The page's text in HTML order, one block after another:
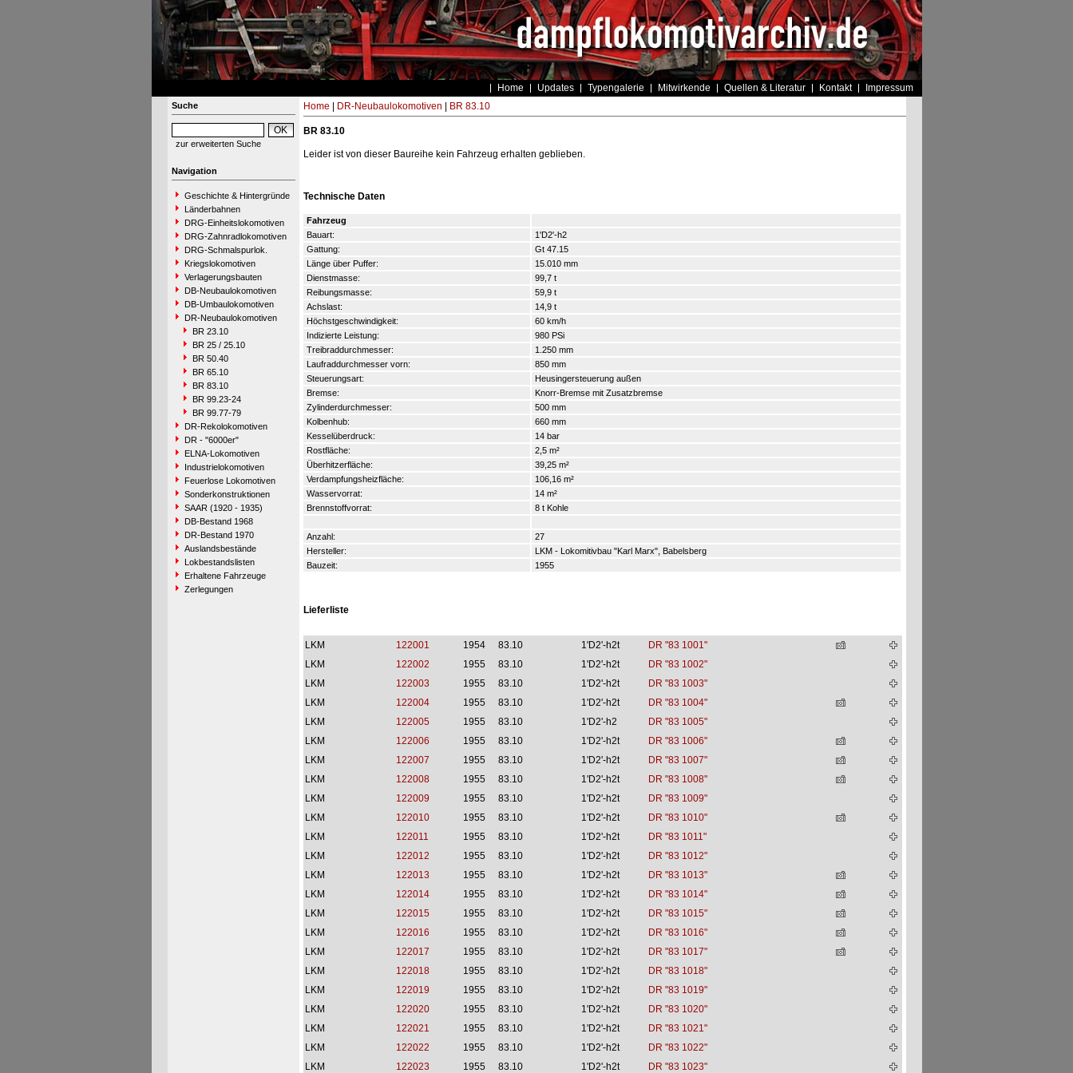
Home Updates Typengalerie Mitwirkende Quellen & Literatur Kontakt Impressum
Suche
zur erweiterten Suche
Navigation
Geschichte & Hintergründe
Länderbahnen
DRG-Einheitslokomotiven
DRG-Zahnradlokomotiven
DRG-Schmalspurlok.
Kriegslokomotiven
Verlagerungsbauten
DB-Neubaulokomotiven
DB-Umbaulokomotiven
DR-Neubaulokomotiven
BR 23.10
BR 25 / 25.10
BR 50.40
BR 65.10
BR 83.10
BR 99.23-24
BR 99.77-79
DR-Rekolokomotiven
DR - "6000er"
ELNA-Lokomotiven
Industrielokomotiven
Feuerlose Lokomotiven
Sonderkonstruktionen
SAAR (1920 - 1935)
DB-Bestand 1968
DR-Bestand 1970
Auslandsbestände
Lokbestandslisten
Erhaltene Fahrzeuge
Zerlegungen
Home DR-Neubaulokomotiven BR 83.10
BR 83.10
Leider ist von dieser Baureihe kein Fahrzeug erhalten geblieben.
Technische Daten
Fahrzeug
Bauart:
1'D2'-h2
Gattung:
Gt 47.15
Länge über Puffer:
15.010 mm
Dienstmasse:
99,7 t
Reibungsmasse:
59,9 t
Achslast:
14,9 t
Höchstgeschwindigkeit:
60 km/h
Indizierte Leistung:
980 PSi
Treibraddurchmesser:
1.250 mm
Laufraddurchmesser vorn:
850 mm
Steuerungsart:
Heusingersteuerung außen
Bremse:
Knorr-Bremse mit Zusatzbremse
Zylinderdurchmesser:
500 mm
Kolbenhub:
660 mm
Kesselüberdruck:
14 bar
Rostfläche:
2,5 m²
Überhitzerfläche:
39,25 m²
Verdampfungsheizfläche:
106,16 m²
Wasservorrat:
14 m²
Brennstoffvorrat:
8 t Kohle
Anzahl:
27
Hersteller:
LKM - Lokomitivbau "Karl Marx", Babelsberg
Bauzeit:
1955
Lieferliste
LKM 122001 1954 83.10 1'D2'-h2t
DR "83 1001"
LKM
122002 1955 83.10 1'D2'-h2t
DR "83 1002"
LKM
122003 1955 83.10 1'D2'-h2t
DR "83 1003"
LKM
122004 1955 83.10 1'D2'-h2t
DR "83 1004"
LKM
122005 1955 83.10 1'D2'-h2
DR "83 1005"
LKM
122006 1955 83.10 1'D2'-h2t
DR "83 1006"
LKM
122007 1955 83.10 1'D2'-h2t
DR "83 1007"
LKM
122008 1955 83.10 1'D2'-h2t
DR "83 1008"
LKM
122009 1955 83.10 1'D2'-h2t
DR "83 1009"
LKM
122010 1955 83.10 1'D2'-h2t
DR "83 1010"
LKM
122011 1955 83.10 1'D2'-h2t
DR "83 1011"
LKM
122012 1955 83.10 1'D2'-h2t
DR "83 1012"
LKM
122013 1955 83.10 1'D2'-h2t
DR "83 1013"
LKM
122014 1955 83.10 1'D2'-h2t
DR "83 1014"
LKM
122015 1955 83.10 1'D2'-h2t
DR "83 1015"
LKM
122016 1955 83.10 1'D2'-h2t
DR "83 1016"
LKM
122017 1955 83.10 1'D2'-h2t
DR "83 1017"
LKM
122018 1955 83.10 1'D2'-h2t
DR "83 1018"
LKM
122019 1955 83.10 1'D2'-h2t
DR "83 1019"
LKM
122020 1955 83.10 1'D2'-h2t
DR "83 1020"
LKM
122021 1955 83.10 1'D2'-h2t
DR "83 1021"
LKM
122022 1955 83.10 1'D2'-h2t
DR "83 1022"
LKM
122023 1955 83.10 1'D2'-h2t DR "83 1023"